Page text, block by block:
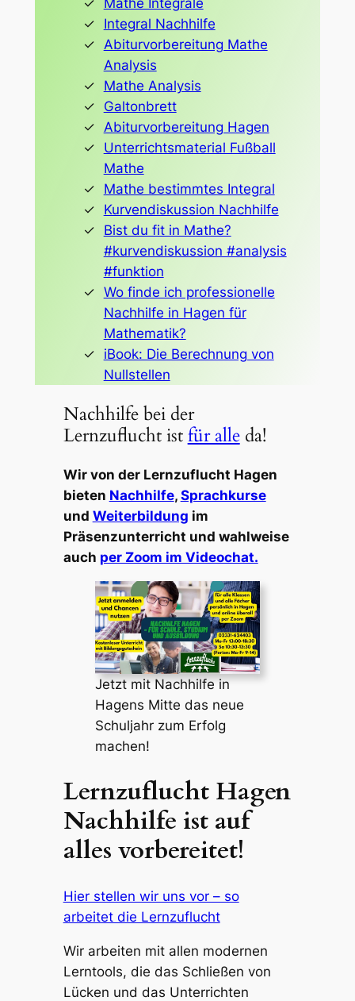
Integral Nachhilfe
Abiturvorbereitung Mathe
Analysis
Mathe Analysis
Galtonbrett
Abiturvorbereitung Hagen
Unterrichtsmaterial Fußball
Mathe
Mathe bestimmtes Integral
Kurvendiskussion Nachhilfe
Bist du fit in Mathe?
#kurvendiskussion #analysis
#funktion
Wo finde ich professionelle
Nachhilfe in Hagen für
Mathematik?
iBook: Die Berechnung von
Nullstellen
Nachhilfe bei der
Lernzuflucht istfür alleda!
Wir von der Lernzuflucht Hagen
bieten Nachhilfe, Sprachkurse
und Weiterbildung im
Präsenzunterricht und wahlweise
auch per Zoom im Videochat.
Jetzt mit Nachhilfe in
Hagens Mitte das neue
Schuljahr zum Erfolg
machen!
Lernzuflucht Hagen
Nachhilfe ist auf
alles vorbereitet!
Hier stellen wir uns vor – so
arbeitet die Lernzuflucht
Wir arbeiten mit allen modernen
Lerntools, die das Schließen von
Lücken und das Unterrichten